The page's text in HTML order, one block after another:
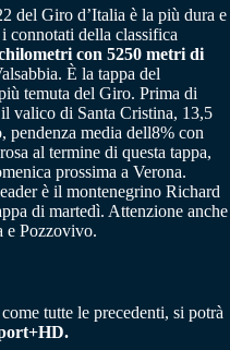
del Giro d’Italia è la più dura e
connotati della classifica
con 5250 metri di
È la tappa del
temuta del Giro. Prima di
valico di Santa Cristina, 13,5
media dell8% con
al termine di questa tappa,
prossima a Verona.
è il montenegrino Richard
di martedì. Attenzione anche
e Pozzovivo.
tutte le precedenti, si potrà